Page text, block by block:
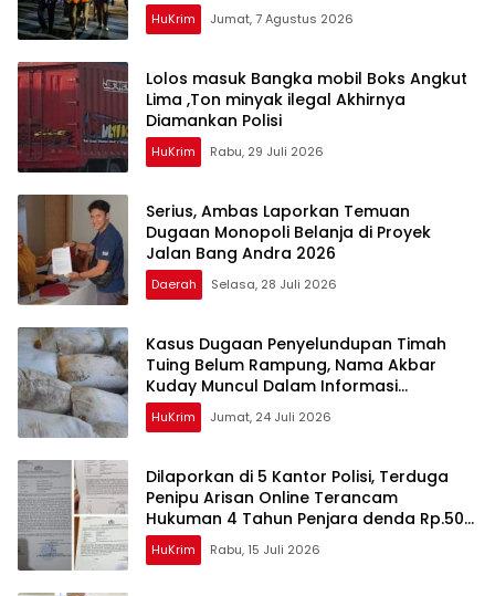
HuKrim Jumat, 7 Agustus 2026
Lolos masuk Bangka mobil Boks Angkut
Lima ,Ton minyak ilegal Akhirnya
Diamankan Polisi
HuKrim Rabu, 29 Juli 2026
Serius, Ambas Laporkan ‎Temuan
Dugaan Monopoli Belanja di Proyek
Jalan Bang Andra 2026
Daerah Selasa, 28 Juli 2026
Kasus Dugaan Penyelundupan Timah
Tuing Belum Rampung, Nama Akbar
Kuday Muncul Dalam Informasi
Penyidikan
HuKrim Jumat, 24 Juli 2026
Dilaporkan di 5 Kantor Polisi, Terduga
Penipu Arisan Online Terancam
Hukuman 4 Tahun Penjara denda Rp.500
Juta
HuKrim Rabu, 15 Juli 2026